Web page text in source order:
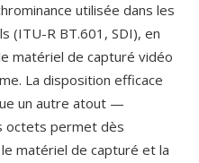
utilisée dans les
(ITU-R BT.601, SDI), en
matériel de capturé vidéo
La disposition efficace
un autre atout —
octets permet dès
matériel de capturé et la